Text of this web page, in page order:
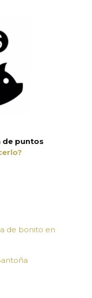
de puntos
de bonito en